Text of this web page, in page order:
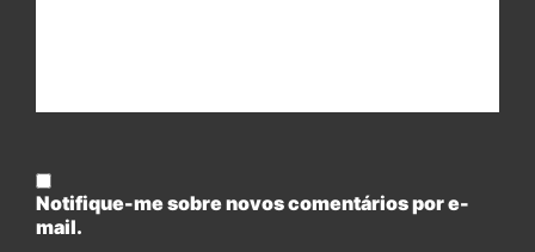
Notifique-me sobre novos comentários por e-
mail.